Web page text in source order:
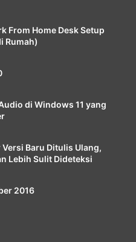
From Home Desk Setup
Rumah)
di Windows 11 yang
Baru Ditulis Ulang,
Lebih Sulit Dideteksi
2016